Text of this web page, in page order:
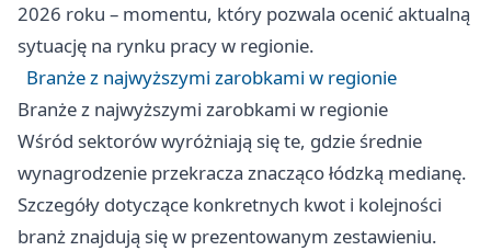
2026 roku – momentu, który pozwala ocenić aktualną
sytuację na rynku pracy w regionie.
Branże z najwyższymi zarobkami w regionie
Branże z najwyższymi zarobkami w regionie
Wśród sektorów wyróżniają się te, gdzie średnie
wynagrodzenie przekracza znacząco łódzką medianę.
Szczegóły dotyczące konkretnych kwot i kolejności
branż znajdują się w prezentowanym zestawieniu.